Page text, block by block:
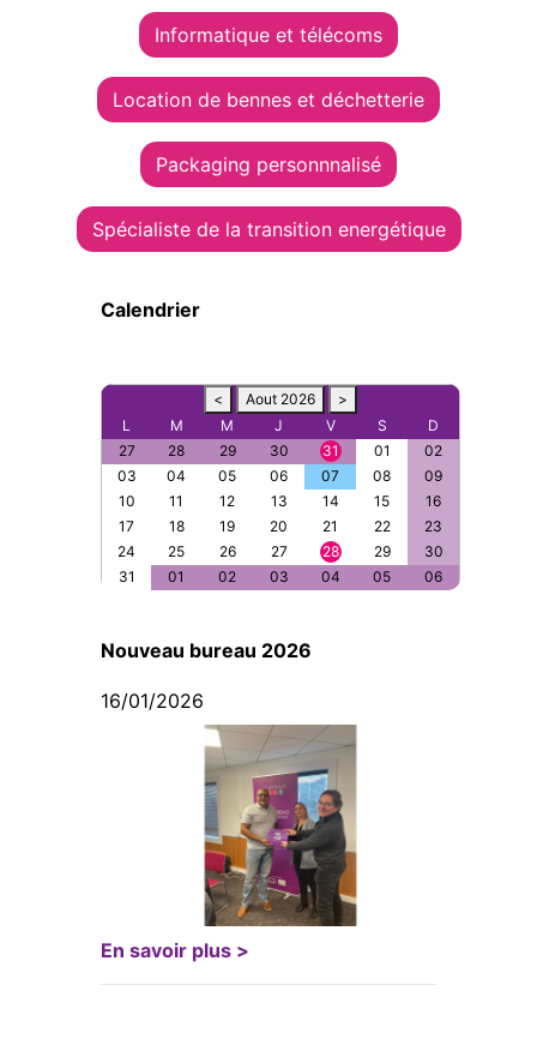
Informatique et télécoms
Location de bennes et déchetterie
Packaging personnnalisé
Spécialiste de la transition energétique
Calendrier
< Aout 2026
>
L
M M J V S
D
27
28 29 30 31 01
02
03
04 05 06 07 08
09
10
11 12 13 14 15
16
17
18 19 20 21 22
23
24
25 26 27 28 29
30
31
01 02 03 04 05 06
Nouveau bureau 2026
16/01/2026
En savoir plus >